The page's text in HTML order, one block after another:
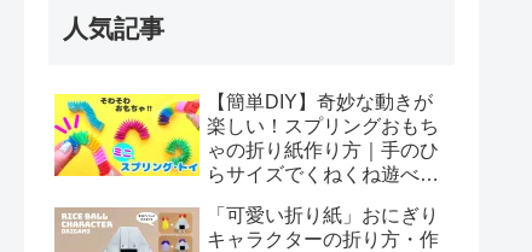
人気記事
【簡単DIY】奇妙な動きが
楽しい！スプリングおもち
ゃの折り紙作り方｜手のひ
らサイズでくねくね遊べ
toys Origami
「可愛い折り紙」おにぎり
キャラクターの折り方・作